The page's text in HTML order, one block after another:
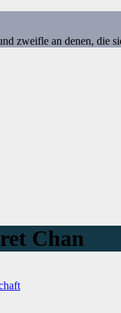
zweifle an denen, die
Chan